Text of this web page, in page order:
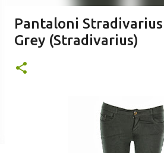
Pantaloni
Grey (Stradivarius)